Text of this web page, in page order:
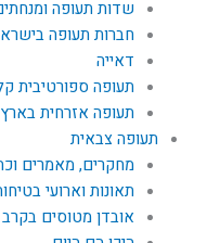
שדות תעופה
חברות תעופה
דאייה
תעופה ספורטיבית
תעופה אזרחית
תעופה צבאית
מחקרים, מאמרים
תאונות וארועי
אובדן מטוסים בקרב